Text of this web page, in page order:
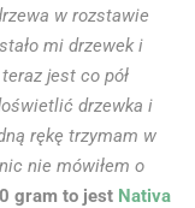
w rozstawie
mi drzewek i
jest co pół
drzewka i
rękę trzymam w
nie mówiłem o
gram to jest Nativa